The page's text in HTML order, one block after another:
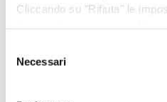
Cliccando su "Rifiuta" le
quello tecnico. Per maggiori
delNecessari
Cura del corpo
Donazioni
Eventi